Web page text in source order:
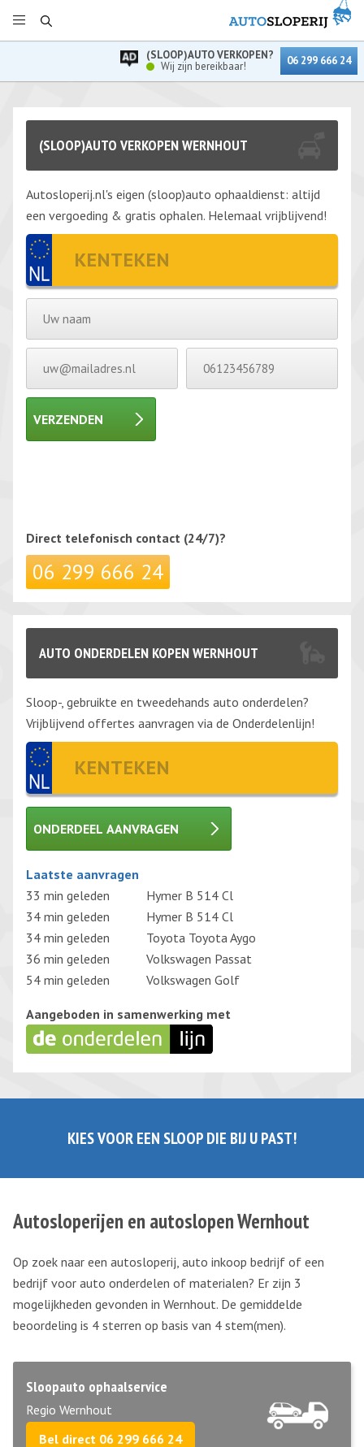
(SLOOP)AUTO VERKOPEN?
Wij zijn bereikbaar!
06 299 666 24
(SLOOP)AUTO VERKOPEN WERNHOUT
Autosloperij.nl's eigen (sloop)auto ophaaldienst: altijd
een vergoeding & gratis ophalen. Helemaal vrijblijvend!
VERZENDEN
Direct telefonisch contact (24/7)?
06 299 666 24
AUTO ONDERDELEN KOPEN WERNHOUT
Sloop-, gebruikte en tweedehands auto onderdelen?
Vrijblijvend offertes aanvragen via de Onderdelenlijn!
ONDERDEEL AANVRAGEN
Gelieve dit veld leeg te laten.
Laatste aanvragen
33 min geleden
Hymer B 514 Cl
34 min geleden
Hymer B 514 Cl
34 min geleden
Toyota Toyota Aygo
36 min geleden
Volkswagen Passat
54 min geleden
Volkswagen Golf
Aangeboden in samenwerking met
KIES VOOR EEN SLOOP DIE BIJ U PAST!
Autosloperijen en autoslopen Wernhout
Op zoek naar een autosloperij, auto inkoop bedrijf of een
bedrijf voor auto onderdelen of materialen? Er zijn 3
mogelijkheden gevonden in Wernhout. De gemiddelde
beoordeling is 4 sterren op basis van 4 stem(men).
Sloopauto ophaalservice
Regio Wernhout
Bel direct 06 299 666 24